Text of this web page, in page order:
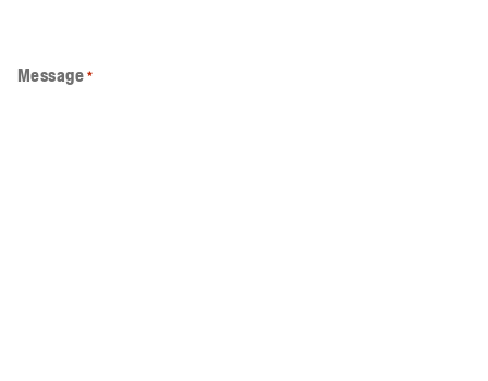
Message *